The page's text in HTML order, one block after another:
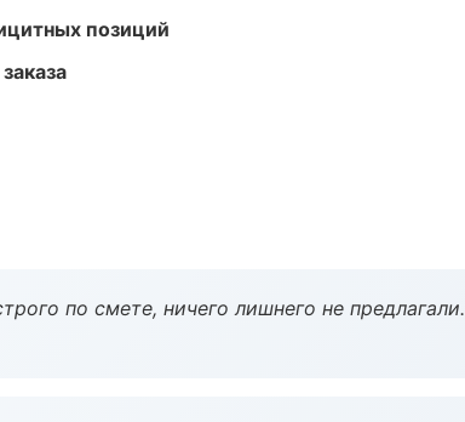
позиций
по смете, ничего лишнего не предлагали.